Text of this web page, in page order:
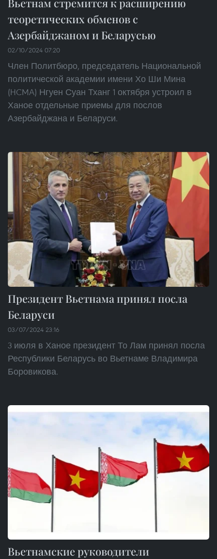
Вьетнам стремится к расширению
теоретических обменов с
Азербайджаном и Беларусью
02/10/2024 07:20
Член Политбюро, председатель Национальной
политической академии имени Хо Ши Мина
(HCMA) Нгуен Суан Тханг 1 октября устроил в
Ханое отдельные приемы для послов
Азербайджана и Беларуси.
Президент Вьетнама принял посла
Беларуси
03/07/2024 23:16
3 июля в Ханое президент То Лам принял посла
Республики Беларусь во Вьетнаме Владимира
Боровикова.
Вьетнамские руководители